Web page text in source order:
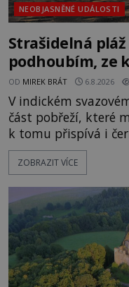
NEOBJASNĚNÉ UDÁLOSTI
Strašidelná
podhoubím, ze
OD MIREK BRÁT 6.8.2026
V indickém
část pobřeží, které
k tomu přispívá i
pláž takové netypické
pravdivé historky,
následovat.
Surat. Gu
ZOBRAZIT VÍCE